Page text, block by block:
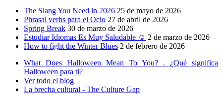
The Slang You Need in 2026 25 de mayo de 2026
Phrasal verbs para el Ocio 27 de abril de 2026
Spring Break 30 de marzo de 2026
Estudiar Idiomas Es Muy Saludable ☺ 2 de marzo de 2026
How to fight the Winter Blues 2 de febrero de 2026
What Does Halloween Mean To You? . ¿Qué significa
Halloween para ti?
Ver todo el blog
La brecha cultural - The Culture Gap